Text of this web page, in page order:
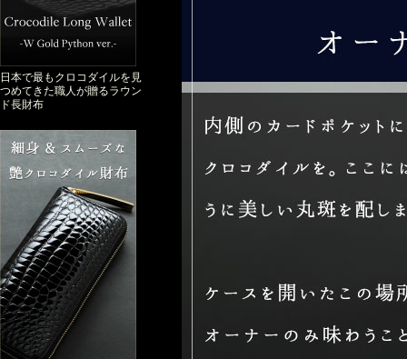
日本で最もクロコダイルを見
つめてきた職人が贈るラウン
ド長財布